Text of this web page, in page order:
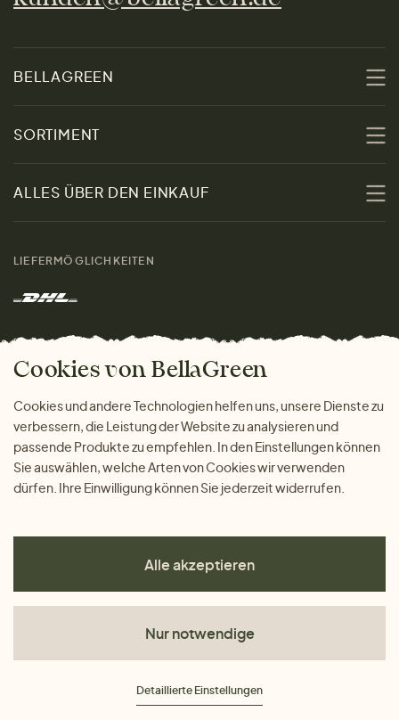
BELLAGREEN
Nachhaltigkeit
Kontakt
Marken
Das freundliche Magazin
SORTIMENT
Damen
Herren
Geschenke
ALLES ÜBER DEN EINKAUF
Warum bei uns einkaufen
LIEFERMÖGLICHKEITEN
ZAHLUNGSMÖGLICHKEITEN
Impressum Cookies
Cookies von BellaGreen
Cookies und andere Technologien helfen uns, unsere Dienste zu
verbessern, die Leistung der Website zu analysieren und
passende Produkte zu empfehlen. In den Einstellungen können
Sie auswählen, welche Arten von Cookies wir verwenden
dürfen. Ihre Einwilligung können Sie jederzeit widerrufen.
Alle akzeptieren
Nur notwendige
Detaillierte Einstellungen